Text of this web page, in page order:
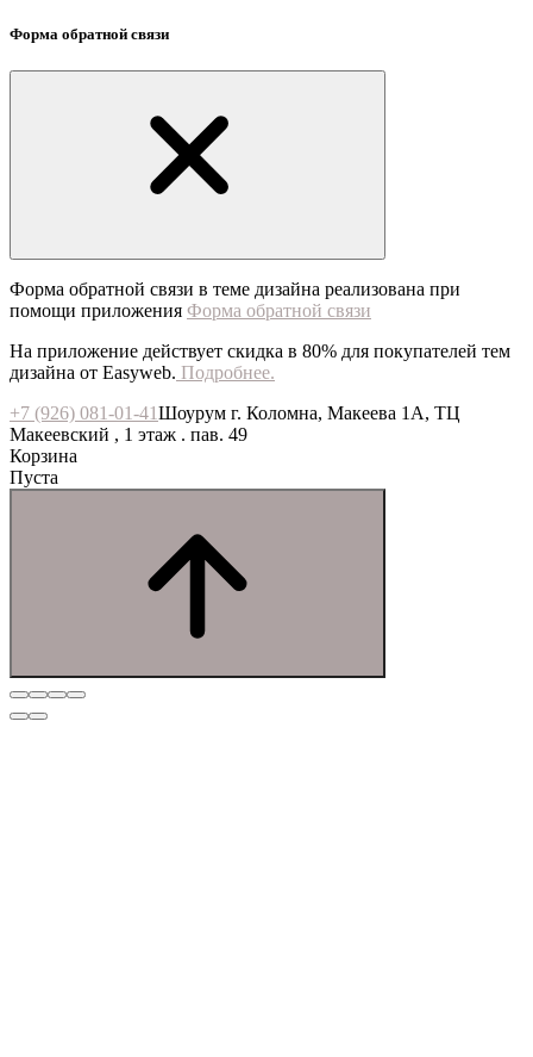
Форма обратной связи
Форма обратной связи в теме дизайна реализована при
помощи приложения Форма обратной связи
На приложение действует скидка в 80% для покупателей тем
дизайна от Easyweb. Подробнее.
+7 (926) 081-01-41Шоурум г. Коломна, Макеева 1А, ТЦ
Макеевский , 1 этаж . пав. 49
Корзина
Пуста